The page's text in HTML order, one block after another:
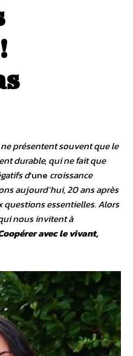
présentent souvent que le
durable, qui ne fait que
d‘une croissance
aujourd’hui, 20 ans après
questions essentielles. Alors
nous invitent à
avec le vivant,